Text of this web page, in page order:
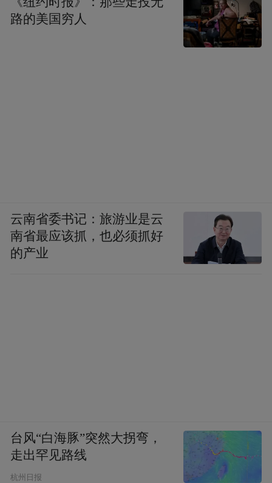
路的美国穷人
云南省委书记：旅游业是云
南省最应该抓，也必须抓好
的产业
台风“白海豚”突然大拐弯，
走出罕见路线
杭州日报